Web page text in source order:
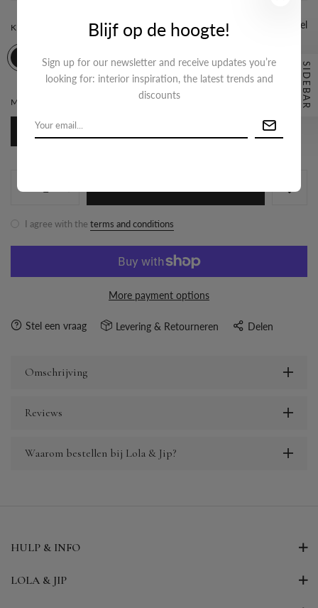
KLEUR:
MATERIAAL: STAINLESS STEEL
Stainless Steel
Maattabel
I agree with the terms and conditions
More payment options
Stel een vraag Levering & Retourneren Delen
SIDEBAR
Omschrijving
Reviews
Waarom bestellen bij Lola & Jip?
HULP & INFO
LOLA & JIP
Blijf op de hoogte!
Sign up for our newsletter and receive updates you’re
looking for: interior inspiration, the latest trends and
discounts